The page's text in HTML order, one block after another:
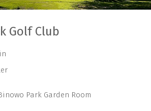
Golf Club
Park Garden Room